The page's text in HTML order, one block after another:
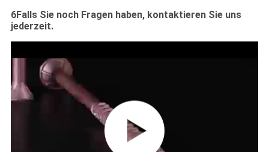
6Falls Sie noch Fragen haben, kontaktieren Sie uns
jederzeit.